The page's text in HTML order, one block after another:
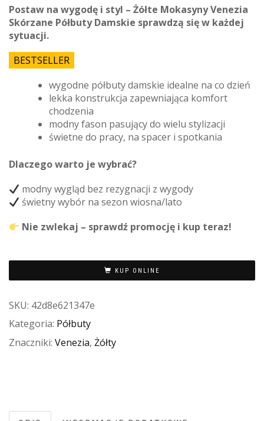
Postaw na wygodę i styl – Żółte Mokasyny Venezia
Skórzane Półbuty Damskie sprawdzą się w każdej
sytuacji.
BESTSELLER
wygodne półbuty damskie idealne na co dzień
lekka konstrukcja zapewniająca komfort
chodzenia
modny fason pasujący do wielu stylizacji
świetne do pracy, na spacer i spotkania
Dlaczego warto je wybrać?
modny wygląd bez rezygnacji z wygody
świetny wybór na sezon wiosna/lato
Nie zwlekaj – sprawdź promocję i kup teraz!
KUP ONLINE
SKU: 42d8e621347e
Kategoria: Półbuty
Znaczniki: Venezia, Żółty